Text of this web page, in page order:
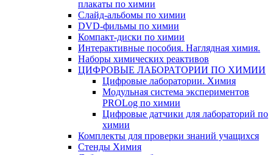
плакаты по химии
Слайд-альбомы по химии
DVD-фильмы по химии
Компакт-диски по химии
Интерактивные пособия. Наглядная химия.
Наборы химических реактивов
ЦИФРОВЫЕ ЛАБОРАТОРИИ ПО ХИМИИ
Цифровые лаборатории. Химия
Модульная система экспериментов
PROLog по химии
Цифровые датчики для лабораторий по
химии
Комплекты для проверки знаний учащихся
Стенды Химия